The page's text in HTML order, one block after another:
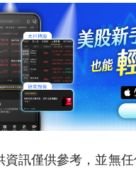
資訊僅供參考，並無